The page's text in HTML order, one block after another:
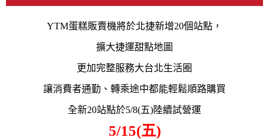
YTM蛋糕販賣機將於北捷新增20個站點，
擴大捷運甜點地圖
更加完整服務大台北生活圈
讓消費者通勤、轉乘途中都能輕鬆順路購買
​全新20站點於5/8(五)陸續試營運
5/15(五)